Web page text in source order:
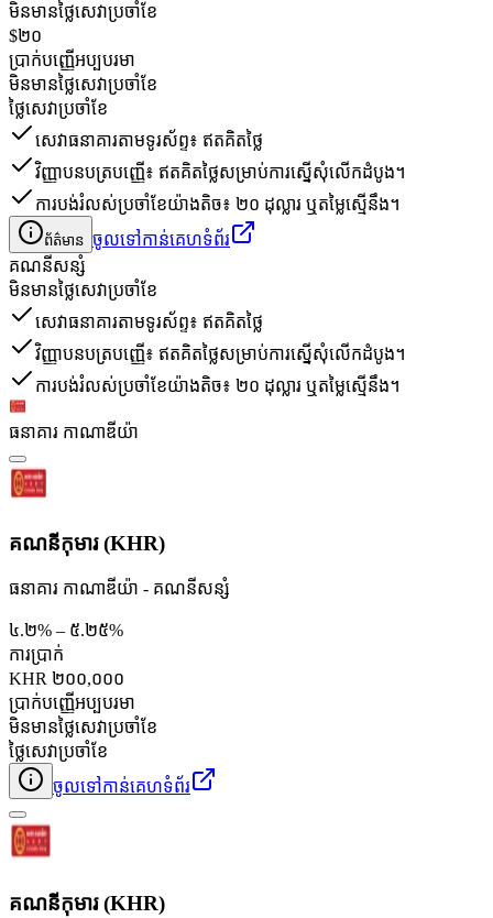
មិនមានថ្លៃសេវាប្រចាំខែ
$២០
ប្រាក់បញ្ញើអប្បបរមា
មិនមានថ្លៃសេវាប្រចាំខែ
ថ្លៃសេវាប្រចាំខែ
សេវាធនាគារតាមទូរស័ព្ទ៖ ឥតគិតថ្លៃ
វិញ្ញាបនបត្របញ្ញើ៖ ឥតគិតថ្លៃសម្រាប់ការស្នើសុំលើកដំបូង។
ការបង់រំលស់ប្រចាំខែយ៉ាងតិច៖ ២០ ដុល្លារ ឬតម្លៃស្មើនឹង។
ព័ត៌មាន ចូលទៅកាន់គេហទំព័រ
គណនី​សន្សំ
មិនមានថ្លៃសេវាប្រចាំខែ
សេវាធនាគារតាមទូរស័ព្ទ៖ ឥតគិតថ្លៃ
វិញ្ញាបនបត្របញ្ញើ៖ ឥតគិតថ្លៃសម្រាប់ការស្នើសុំលើកដំបូង។
ការបង់រំលស់ប្រចាំខែយ៉ាងតិច៖ ២០ ដុល្លារ ឬតម្លៃស្មើនឹង។
ធនាគារ កាណាឌីយ៉ា
គណនីកុមារ (KHR)
ធនាគារ កាណាឌីយ៉ា - គណនី​សន្សំ
៤.២% – ៥.២៥%
ការប្រាក់
KHR ២០០,០០០
ប្រាក់បញ្ញើអប្បបរមា
មិនមានថ្លៃសេវាប្រចាំខែ
ថ្លៃសេវាប្រចាំខែ
ចូលទៅកាន់គេហទំព័រ
គណនីកុមារ (KHR)